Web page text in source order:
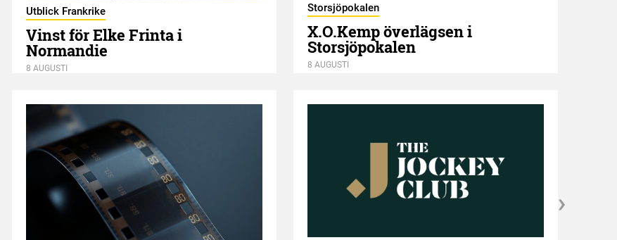
Utblick Frankrike
Vinst för Elke Frinta i
Normandie
8 AUGUSTI
Storsjöpokalen
X.O.Kemp överlägsen i
Storsjöpokalen
8 AUGUSTI